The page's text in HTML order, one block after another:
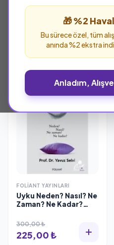
🎁 %2
Bu sürece özel, tüm
anında %2 ekstra
Anladım,
Foliant Yayınları
sayfada inceleyebilir ve
FOLIANT YAYINLARI
Uyku Neden? Nasıl? Ne
Zaman? Ne Kadar?
300,00 ₺
225,00 ₺